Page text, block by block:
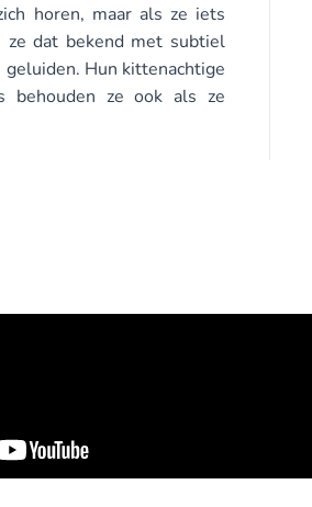
horen, maar als ze iets
ze dat bekend met subtiel
Hun kittenachtige
behouden ze ook als ze